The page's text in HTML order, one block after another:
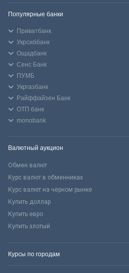
Популярные банки
Приватбанк
Укрсиббанк
Ощадбанк
Сенс Банк
ПУМБ
Укргазбанк
Райффайзен Банк
ОТП банк
monobank
Валютный аукцион
Обмен валют
Курс валют в обменниках
Курс валют на черном рынке
Купить доллар
Купить евро
Купить злотый
Курсы по городам